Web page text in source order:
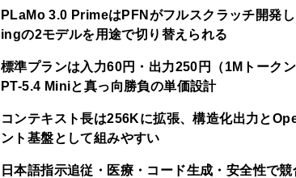
PLaMo 3.0 PrimeはPFNがフルスクラッチ開発
ingの2モデルを用途で切り替えられる
標準プランは入力60円・出力250円（1Mトーク
PT-5.4 Miniと真っ向勝負の単価設計
コンテキスト長は256Kに拡張、構造化出力と
ント基盤として組みやすい
日本語指示追従・医療・コード生成・安全性で